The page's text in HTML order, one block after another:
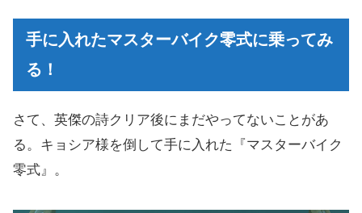
る！
ここまでの進捗状況
今後について
手に入れたマスターバイク零式に乗ってみ
る！
さて、英傑の詩クリア後にまだやってないことがあ
る。キョシア様を倒して手に入れた『マスターバイク
零式』。